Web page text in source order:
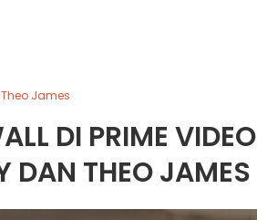
James
DI PRIME VIDEO
DAN THEO JAMES